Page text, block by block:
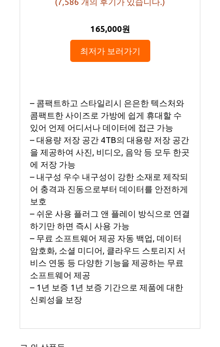
165,000원
최저가 보러가기
– 콤팩트하고 스타일리시 은은한 텍스처와
콤팩트한 사이즈로 가방에 쉽게 휴대할 수
있어 언제 어디서나 데이터에 접근 가능
– 대용량 저장 공간 4TB의 대용량 저장 공간
을 제공하여 사진, 비디오, 음악 등 모두 한곳
에 저장 가능
– 내구성 우수 내구성이 강한 소재로 제작되
어 충격과 진동으로부터 데이터를 안전하게
보호
– 쉬운 사용 플러그 앤 플레이 방식으로 연결
하기만 하면 즉시 사용 가능
– 무료 소프트웨어 제공 자동 백업, 데이터
암호화, 소셜 미디어, 클라우드 스토리지 서
비스 연동 등 다양한 기능을 제공하는 무료
소프트웨어 제공
– 1년 보증 1년 보증 기간으로 제품에 대한
신뢰성을 보장